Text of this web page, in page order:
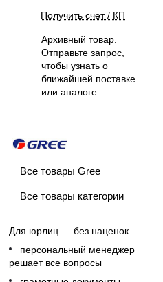
Получить счет / КП
Архивный товар.
Отправьте запрос,
чтобы узнать о
ближайшей поставке
или аналоге
Все товары Gree
Все товары категории
Для юрлиц — без наценок
персональный менеджер
решает все вопросы